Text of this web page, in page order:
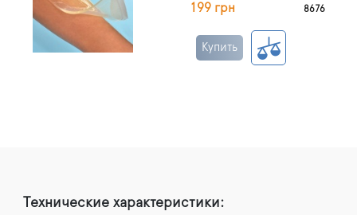
199 грн 8676
Купить
Технические характеристики: